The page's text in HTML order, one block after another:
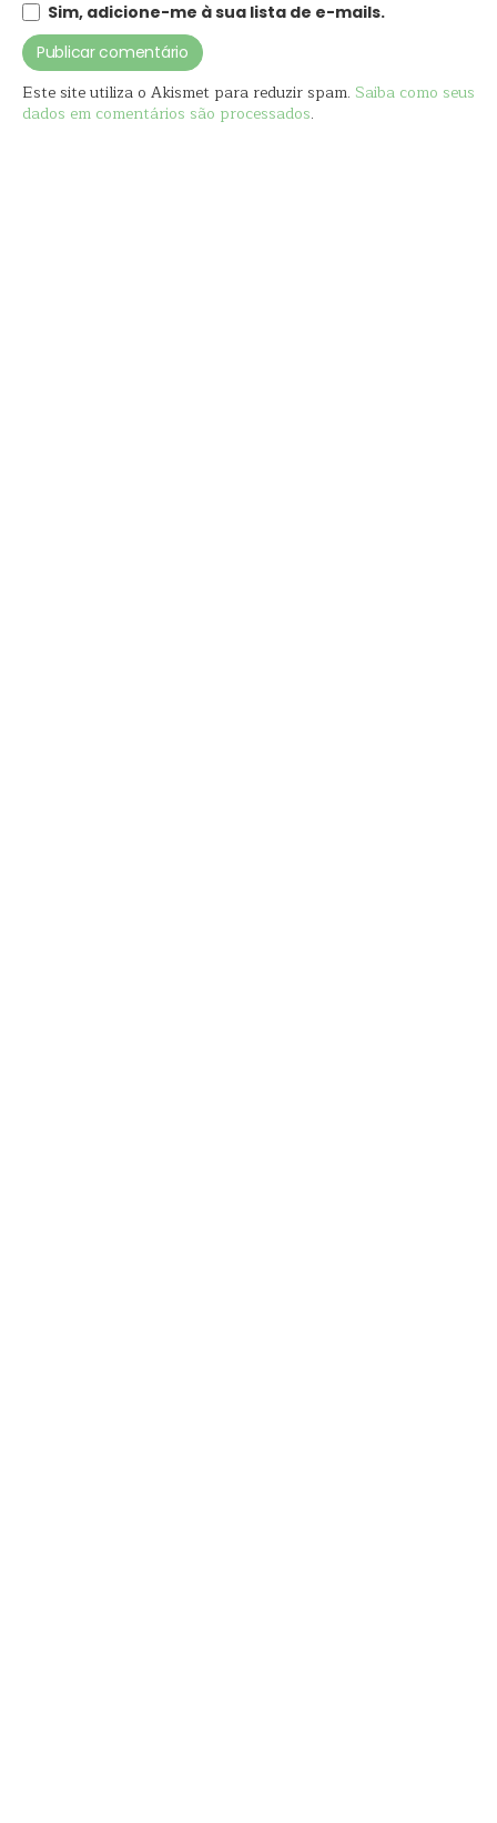
Sim, adicione-me à sua lista de e-mails.
Este site utiliza o Akismet para reduzir spam. Saiba como seus
dados em comentários são processados.